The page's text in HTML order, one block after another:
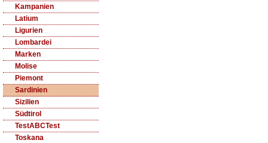
Kampanien
Latium
Ligurien
Lombardei
Marken
Molise
Piemont
Sardinien
Sizilien
Südtirol
TestABCTest
Toskana